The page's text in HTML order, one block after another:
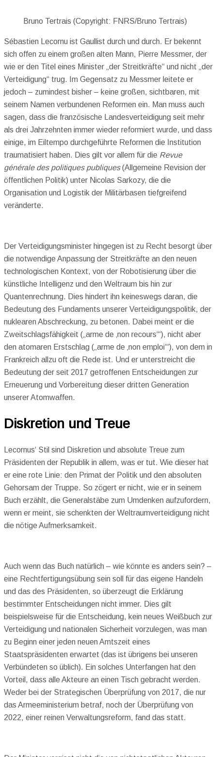
Bruno Tertrais (Copyright: FNRS/Bruno Tertrais)
Sébastien Lecornu ist Gaullist durch und durch. Er bekennt
sich offen zu einem großen alten Mann, Pierre Messmer, der
wie er den Titel eines Minister „der Streitkräfte“ und nicht „der
Verteidigung“ trug. Im Gegensatz zu Messmer leitete er
jedoch – zumindest bisher – keine großen, sichtbaren, mit
seinem Namen verbundenen Reformen ein. Man muss auch
sagen, dass die französische Landesverteidigung seit mehr
als drei Jahrzehnten immer wieder reformiert wurde, und dass
einige, im Eiltempo durchgeführte Reformen die Institution
traumatisiert haben. Dies gilt vor allem für die Revue
générale des politiques publiques(Allgemeine Revision der
öffentlichen Politik) unter Nicolas Sarkozy, die die
Organisation und Logistik der Militärbasen tiefgreifend
veränderte.
Der Verteidigungsminister hingegen ist zu Recht besorgt über
die notwendige Anpassung der Streitkräfte an den neuen
technologischen Kontext, von der Robotisierung über die
künstliche Intelligenz und den Weltraum bis hin zur
Quantenrechnung. Dies hindert ihn keineswegs daran, die
Bedeutung des Fundaments unserer Verteidigungspolitik, der
nuklearen Abschreckung, zu betonen. Dabei meint er die
Zweitschlagsfähigkeit („arme de ‚non recours‘“), nicht aber
den atomaren Erstschlag („arme de ‚non emploi‘“), von dem in
Frankreich allzu oft die Rede ist. Und er unterstreicht die
Bedeutung der seit 2017 getroffenen Entscheidungen zur
Erneuerung und Vorbereitung dieser dritten Generation
unserer Atomwaffen.
Diskretion und Treue
Lecornus‘ Stil sind Diskretion und absolute Treue zum
Präsidenten der Republik in allem, was er tut. Wie dieser hat
er eine rote Linie: den Primat der Politik und den absoluten
Gehorsam der Truppe. So zögert er nicht, wie er in seinem
Buch erzählt, die Generalstäbe zum Umdenken aufzufordern,
wenn er meint, sie schenkten der Weltraumverteidigung nicht
die nötige Aufmerksamkeit.
Auch wenn das Buch natürlich – wie könnte es anders sein? –
eine Rechtfertigungsübung sein soll für das eigene Handeln
und das des Präsidenten, so überzeugt die Erklärung
bestimmter Entscheidungen nicht immer. Dies gilt
beispielsweise für die Entscheidung, kein neues Weißbuch zur
Verteidigung und nationalen Sicherheit vorzulegen, was man
zu Beginn einer jeden neuen Amtszeit eines
Staatspräsidenten erwartet (das ist übrigens bei unseren
Verbündeten so üblich). Ein solches Unterfangen hat den
Vorteil, dass alle Akteure an einen Tisch gebracht werden.
Weder bei der Strategischen Überprüfung von 2017, die nur
das Armeeministerium betraf, noch der Überprüfung von
2022, einer reinen Verwaltungsreform, fand das statt.